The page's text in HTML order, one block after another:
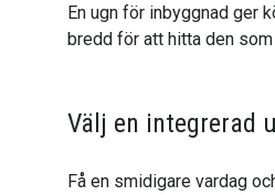
En ugn för inbyggnad ger
bredd för att hitta den
Välj en integrerad
Få en smidigare vardag